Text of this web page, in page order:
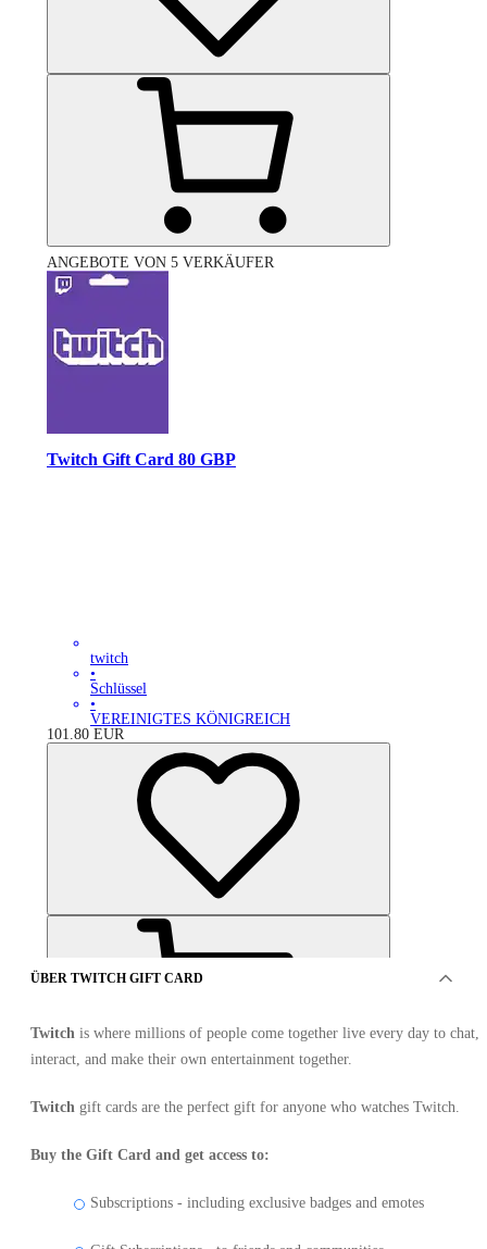
ANGEBOTE VON 5 VERKÄUFER
Twitch Gift Card 80 GBP
twitch
•
Schlüssel
•
VEREINIGTES KÖNIGREICH
101.80 EUR
ANGEBOTE VON 6 VERKÄUFER
ÜBER TWITCH GIFT CARD
Twitch is where millions of people come together live every day to chat,
interact, and make their own entertainment together.
Twitch gift cards are the perfect gift for anyone who watches Twitch.
Buy the Gift Card and get access to:
Subscriptions - including exclusive badges and emotes